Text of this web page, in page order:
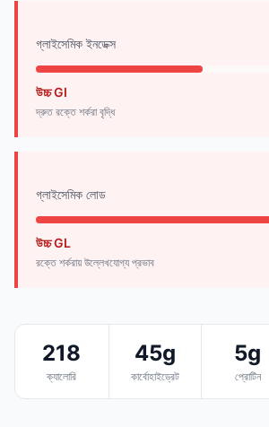
গ্লাইসেমিক ইনডেক্স
উচ্চ GI
দ্রুত রক্তে শর্করা বৃদ্ধি
গ্লাইসেমিক লোড
উচ্চ GL
রক্তে শর্করায় উল্লেখযোগ্য প্রভাব
218
ক্যালোরি
45g
কার্বোহাইড্রেট
5g
প্রোটিন